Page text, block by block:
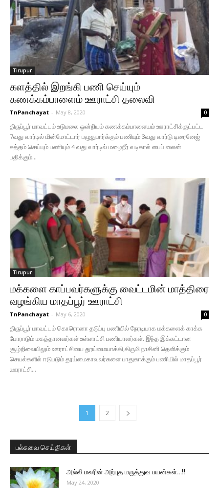
Tirupur
களத்தில் இறங்கி பணி செய்யும்
கணக்கம்பாளைம் ஊராட்சி தலைவி
TnPanchayat - May 8, 2020 0
திருப்பூர் மாவட்டம் உடுமலை ஒன்றியம் கணக்கம்பாளையம் ஊராட்சிக்குட்பட்ட
7வது வார்டில் மின்மோட்டார் பழுதுபார்க்கும் பணியும் 3வது வார்டு டிரைனேஜ்
சுத்தம் செய்யும் பணியும் 4 வது வார்டில் மழைநீர் வடிகால் பைப் லைன்
பதிக்கும்...
Tirupur
மக்களை காப்பவர்களுக்கு வைட்டமின் மாத்திரை
வழங்கிய மாதப்பூர் ஊராட்சி
TnPanchayat - May 6, 2020 0
திருப்பூர் மாவட்டம் கொரொனா தடுப்பு பணியில் நேரடியாக மக்களைக் காக்க
போராடும் மகத்தானவர்கள் உள்ளாட்சி பணியாளர்கள். இந்த இக்கட்டான
சூழ்நிலையிலும் ஊராட்சியை தூய்மையாக்கி,கிருமி நாசினி தெளிக்கும்
செயல்களில் ஈடுபடும் தூய்மைகாவலர்களை பாதுகாக்கும் பணியில் மாதப்பூர்
ஊராட்சி...
1 2
பல்சுவை செய்திகள்
அல்லி மலரின் அற்புத மருத்துவ பயன்கள்…!!
May 24, 2020